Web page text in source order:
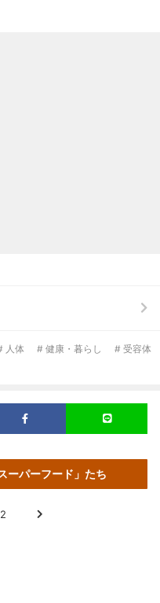
人体 # 健康・暮らし
# 受容体
ーパーフード」たち
2 >